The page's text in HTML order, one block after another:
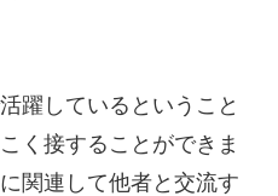
躍しているということ
く接することができま
関連して他者と交流す